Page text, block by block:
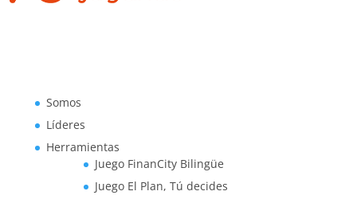
Somos
Líderes
Herramientas
Juego FinanCity Bilingüe
Juego El Plan, Tú decides